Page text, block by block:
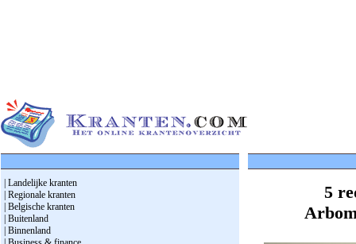
| Landelijke kranten
| Regionale kranten
| Belgische kranten
| Buitenland
| Binnenland
5